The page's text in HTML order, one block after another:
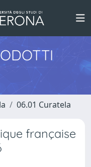
06.01 Curatela
française